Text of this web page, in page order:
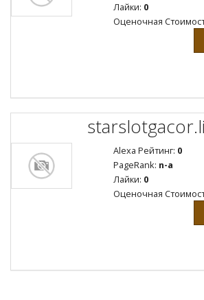
Лайки: 0
Оценочная
Alexa Рейтинг: 0
PageRank: n-a
Лайки: 0
Оценочная